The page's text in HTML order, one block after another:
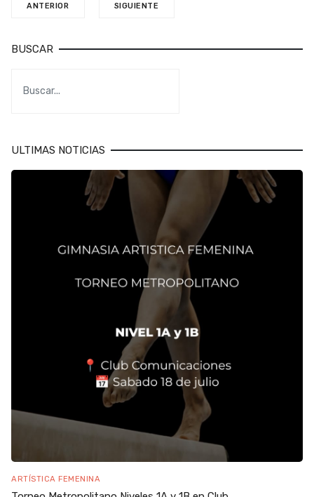
ANTERIOR SIGUIENTE
BUSCAR
ULTIMAS NOTICIAS
ARTÍSTICA FEMENINA